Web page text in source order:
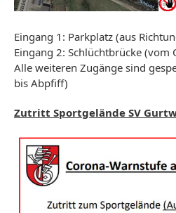
Eingang 1: Parkplatz (aus
Eingang 2: Schlüchtbrücke (vom
Alle weiteren Zugänge sind
bis Abpfiff)
Zutritt Sportgelände SV